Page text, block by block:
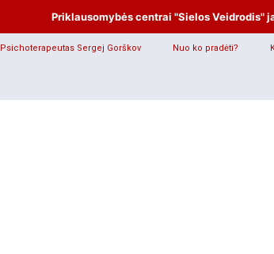
Priklausomybės centrai "Sielos Veidrodis"
Psichoterapeutas Sergej Gorškov Nuo ko pradėti?